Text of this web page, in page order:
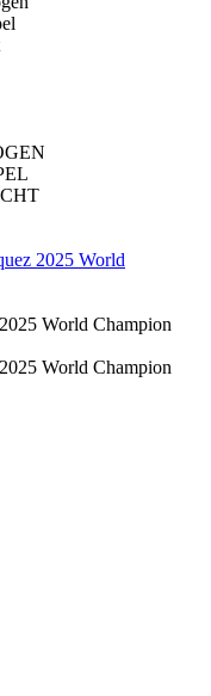
2025 World
World Champion
World Champion